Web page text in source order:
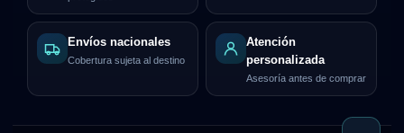
Envíos nacionales
Cobertura sujeta al destino
Atención
personalizada
Asesoría antes de comprar